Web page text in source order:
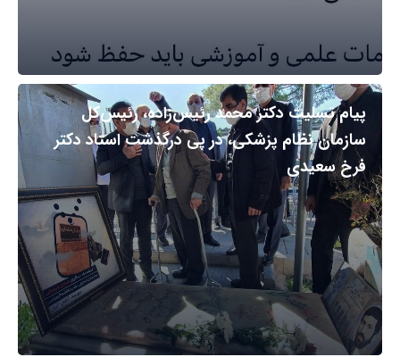
پیام تسلیت دکتر محمد رئیس‌زاده، رئیس‌کل
سازمان نظام پزشکی، در پی درگذشت استاد دکتر
فرخ سعیدی